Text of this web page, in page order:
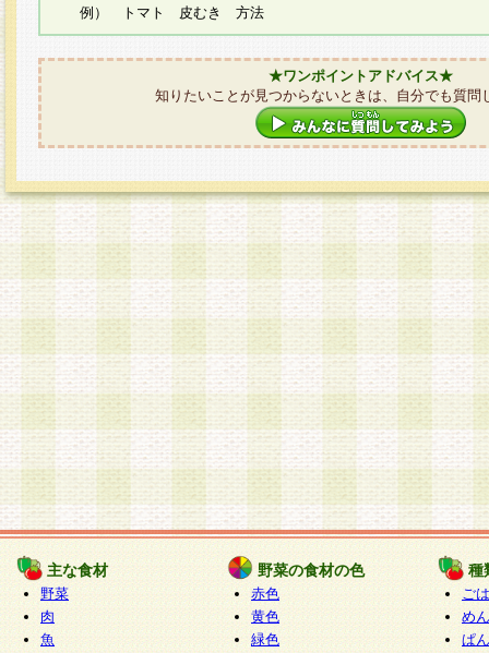
例） トマト 皮むき 方法
★ワンポイントアドバイス★
知りたいことが見つからないときは、自分でも質問
主な食材
野菜
肉
魚
野菜の食材の色
赤色
黄色
緑色
種
ご
めん
ぱん